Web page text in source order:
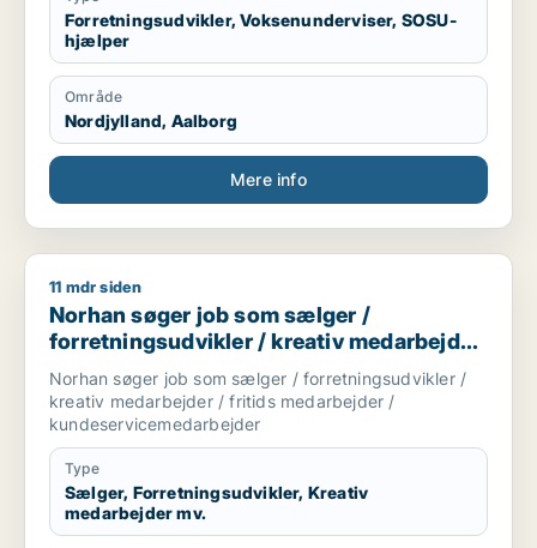
Forretningsudvikler, Voksenunderviser, SOSU-
hjælper
Område
Nordjylland, Aalborg
Mere info
Norhan søger job som sælger / forretningsudvikler /
11 mdr siden
Norhan søger job som sælger /
forretningsudvikler / kreativ medarbejder
/ fritids medarbejder /
kundeservicemedarbejder
Norhan søger job som sælger / forretningsudvikler /
kreativ medarbejder / fritids medarbejder /
kundeservicemedarbejder
Type
Sælger, Forretningsudvikler, Kreativ
medarbejder mv.